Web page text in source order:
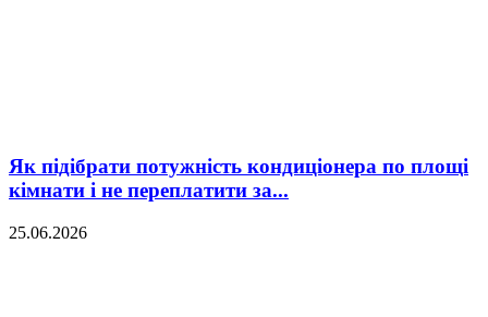
Як підібрати потужність кондиціонера по площі
кімнати і не переплатити за...
25.06.2026